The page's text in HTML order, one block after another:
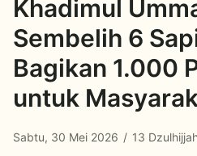
Khadimul
Sembelih 6
Bagikan 1.000
untuk
Sabtu, 30 Mei 2026 / 13